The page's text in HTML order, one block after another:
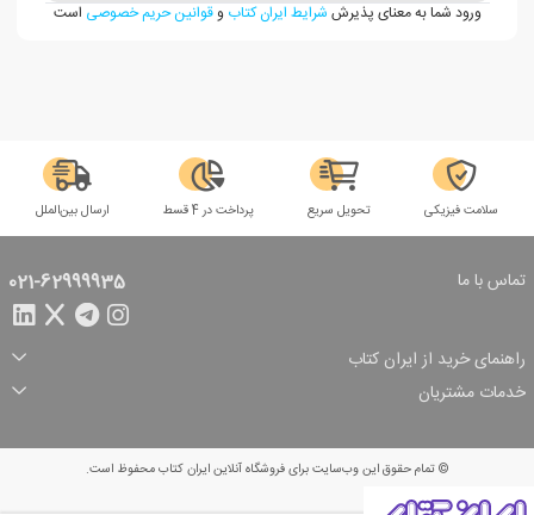
ورود شما به معنای پذیرش شرایط ایران کتاب وقوانین حریم خصوصی است
سلامت فیزیکی تحویل سریع پرداخت در 4 قسط ارسال بین‌الملل
تماس با ما 021-62999935
راهنمای خرید از ایران کتاب
ثبت سفارش
شرایط ارسال سفارش
شیوه پرداخت
تخفیف‌های خرید
خدمات مشتریان
© تمام حقوق این وب‌سایت برای فروشگاه آنلاین ایران کتاب محفوظ است.